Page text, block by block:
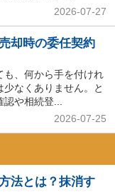
2026-07-27
却時の委任契約
も、何から手を付けれ
なくありません。と
や相続登...
2026-07-25
法とは？抹消す